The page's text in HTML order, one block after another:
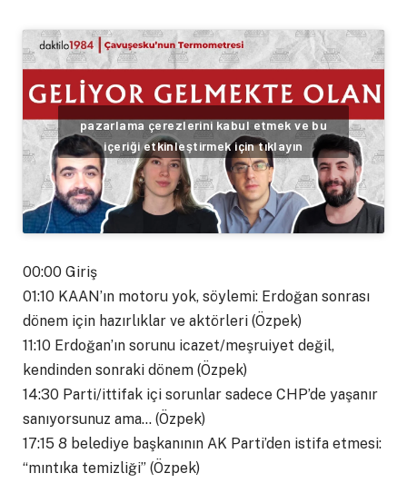
pazarlama çerezlerini kabul etmek ve bu
içeriği etkinleştirmek için tıklayın
00:00 Giriş
01:10 KAAN’ın motoru yok, söylemi: Erdoğan sonrası
dönem için hazırlıklar ve aktörleri (Özpek)
11:10 Erdoğan’ın sorunu icazet/meşruiyet değil,
kendinden sonraki dönem (Özpek)
14:30 Parti/ittifak içi sorunlar sadece CHP’de yaşanır
sanıyorsunuz ama… (Özpek)
17:15 8 belediye başkanının AK Parti’den istifa etmesi:
“mıntıka temizliği” (Özpek)